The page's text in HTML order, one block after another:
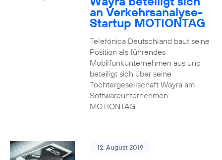
an Verkehrsanalyse-
Startup MOTIONTAG
Telefónica Deutschland baut seine
Position als führendes
Mobilfunkunternehmen aus und
beteiligt sich über seine
Tochtergesellschaft Wayra am
Softwareunternehmen
MOTIONTAG.
12. August 2019